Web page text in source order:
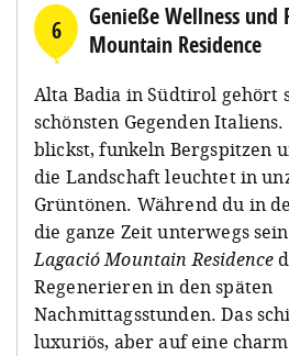
6
Genieße Wellness und
Mountain Residence
Alta Badia in Südtirol gehört
schönsten Gegenden
blickst, funkeln Bergspitzen
die Landschaft leuchtet in
Grüntönen. Während du in
die ganze Zeit unterwegs
Lagació Mountain Residence
Regenerieren in den späten
Nachmittagsstunden. Das
luxuriös, aber auf eine